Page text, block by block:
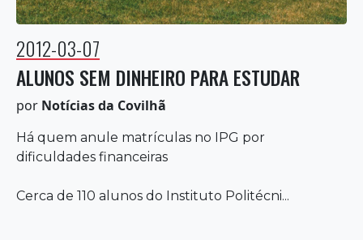
2012-03-07
ALUNOS SEM DINHEIRO PARA ESTUDAR
por Notícias da Covilhã
Há quem anule matrículas no IPG por
dificuldades financeiras
Cerca de 110 alunos do Instituto Politécni...